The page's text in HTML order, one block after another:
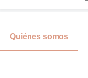
Quiénes somos